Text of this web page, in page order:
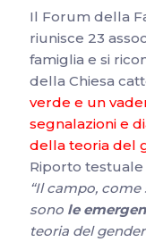
Il Forum della
riunisce 23
famiglia e si
della Chiesa
verde e un
segnalazioni e
della teoria del
Riporto
“Il campo,
sono le
teoria del